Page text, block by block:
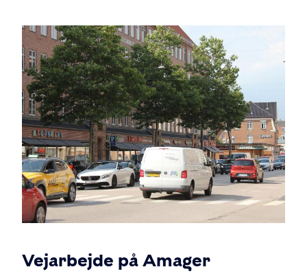
Vejarbejde på Amager